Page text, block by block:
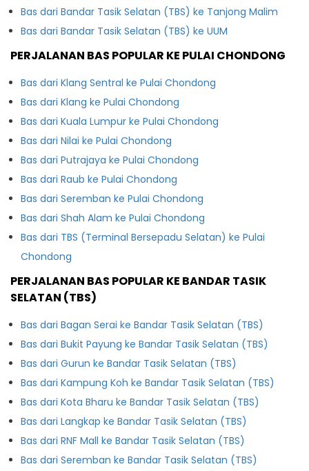
Bas dari Bandar Tasik Selatan (TBS) ke Tanjong Malim
Bas dari Bandar Tasik Selatan (TBS) ke UUM
PERJALANAN BAS POPULAR KE PULAI CHONDONG
Bas dari Klang Sentral ke Pulai Chondong
Bas dari Klang ke Pulai Chondong
Bas dari Kuala Lumpur ke Pulai Chondong
Bas dari Nilai ke Pulai Chondong
Bas dari Putrajaya ke Pulai Chondong
Bas dari Raub ke Pulai Chondong
Bas dari Seremban ke Pulai Chondong
Bas dari Shah Alam ke Pulai Chondong
Bas dari TBS (Terminal Bersepadu Selatan) ke Pulai
Chondong
PERJALANAN BAS POPULAR KE BANDAR TASIK
SELATAN (TBS)
Bas dari Bagan Serai ke Bandar Tasik Selatan (TBS)
Bas dari Bukit Payung ke Bandar Tasik Selatan (TBS)
Bas dari Gurun ke Bandar Tasik Selatan (TBS)
Bas dari Kampung Koh ke Bandar Tasik Selatan (TBS)
Bas dari Kota Bharu ke Bandar Tasik Selatan (TBS)
Bas dari Langkap ke Bandar Tasik Selatan (TBS)
Bas dari RNF Mall ke Bandar Tasik Selatan (TBS)
Bas dari Seremban ke Bandar Tasik Selatan (TBS)